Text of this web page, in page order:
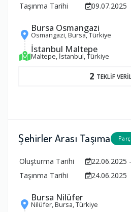
Taşınma Tarihi
09.07.2025
Bursa Osmangazi
Osmangazi, Bursa, Türkiye
İstanbul Maltepe
Maltepe, İstanbul, Türkiye
2 TEKLİF
Şehirler Arası Taşıma
Oluşturma Tarihi
22.06.2025
Taşınma Tarihi
24.06.2025
Bursa Nilüfer
Nilüfer, Bursa, Türkiye